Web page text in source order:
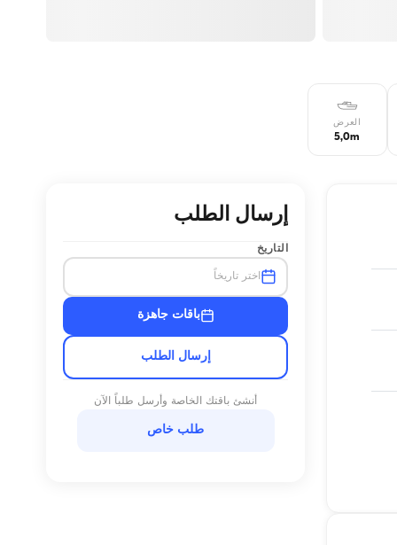
العرض
5,0m
إرسال الطلب
التاريخ
اختر تاريخاً
باقات جاهزة
إرسال الطلب
أنشئ باقتك الخاصة وأرسل طلباً الآن
طلب خاص